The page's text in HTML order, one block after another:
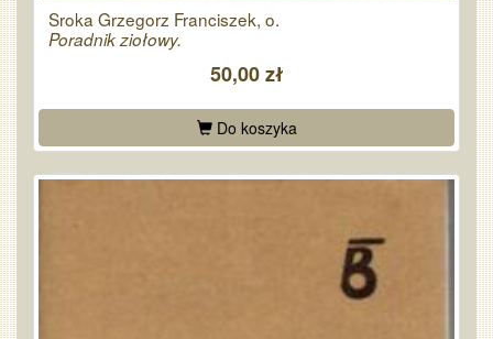
Sroka Grzegorz Franciszek, o.
Poradnik ziołowy.
50,00 zł
Do koszyka